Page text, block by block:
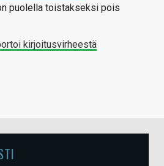
puolella toistakseksi pois
kirjoitusvirheestä